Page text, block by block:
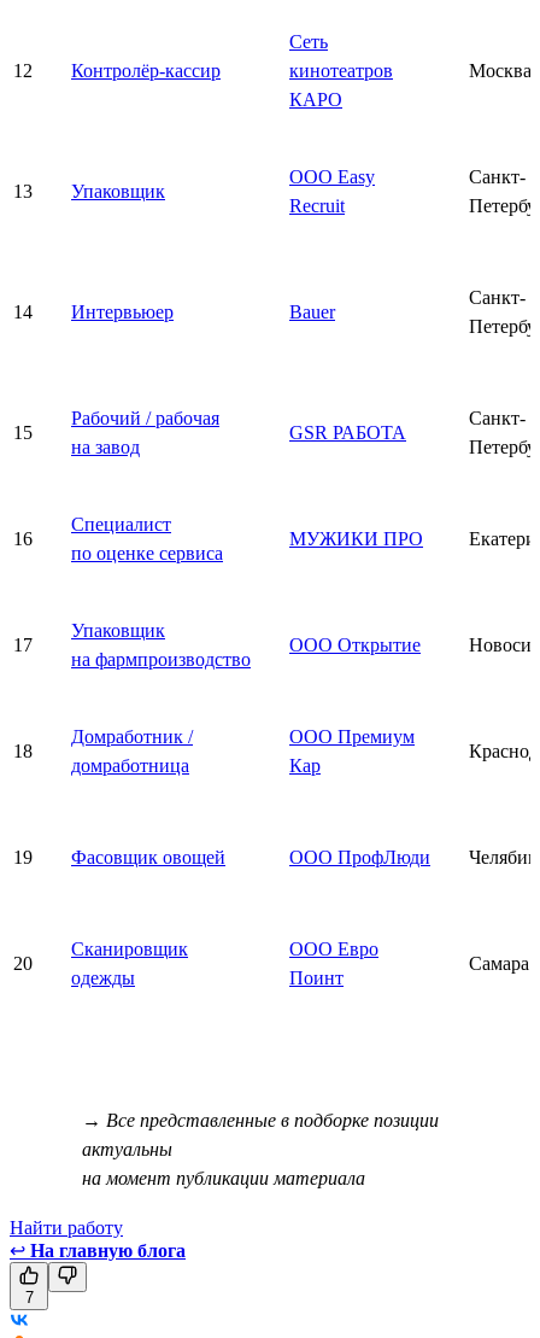
12 Контролёр-кассир
Сеть
кинотеатров
КАРО
Москва
13 Упаковщик
ООО Easy
Recruit
Санкт-
14 Интервьюер Bauer
Санкт-
15
Рабочий / рабочая
на завод
GSR РАБОТА
Санкт-
16
Специалист
по оценке сервиса
МУЖИКИ ПРО
17
Упаковщик
на фармпроизводство
ООО Открытие
18
Домработник /
домработница
ООО Премиум
Кар
19 Фасовщик овощей ООО ПрофЛюди
20
Сканировщик
одежды
ООО Евро
Поинт
Самара
→ Все представленные в подборке позиции
актуальны
на момент публикации материала
Найти работу
↩ На главную блога
7